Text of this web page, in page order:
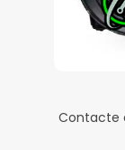
Contacte